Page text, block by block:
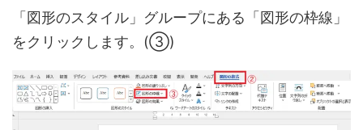
「図形のスタイル」グループにある「図形の枠線」
をクリックします。(③)